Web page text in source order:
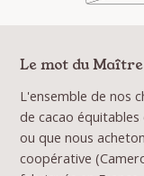
Le mot du
L'ensemble de nos
de cacao
ou que nous
coopérative